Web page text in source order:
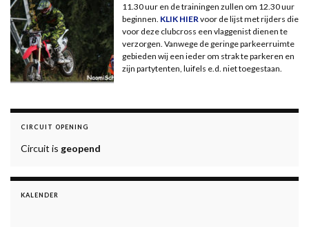
11.30 uur en de trainingen zullen om 12.30 uur
beginnen. KLIK HIER voor de lijst met rijders die
voor deze clubcross een vlaggenist dienen te
verzorgen. Vanwege de geringe parkeerruimte
gebieden wij een ieder om strak te parkeren en
zijn partytenten, luifels e.d. niet toegestaan.
CIRCUIT OPENING
Circuit is geopend
KALENDER